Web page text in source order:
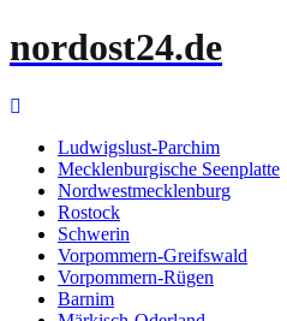
Inhalt
nordost24.de
Ludwigslust-Parchim
Mecklenburgische Seenplatte
Nordwestmecklenburg
Rostock
Schwerin
Vorpommern-Greifswald
Vorpommern-Rügen
Barnim